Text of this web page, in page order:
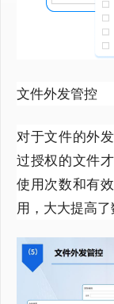
文件外发管控
对于文件的外
过授权的文件
使用次数和有
用，大大提高了